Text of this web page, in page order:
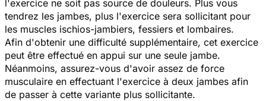
l'exercice ne soit pas source de douleurs. Plus vous
tendrez les jambes, plus l'exercice sera sollicitant pour
les muscles ischios-jambiers, fessiers et lombaires.
Afin d'obtenir une difficulté supplémentaire, cet exercice
peut être effectué en appui sur une seule jambe.
Néanmoins, assurez-vous d'avoir assez de force
musculaire en effectuant l'exercice à deux jambes afin
de passer à cette variante plus sollicitante.